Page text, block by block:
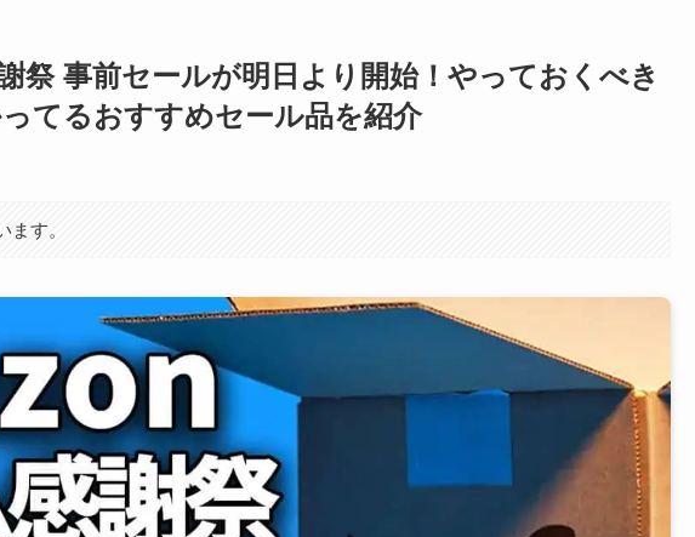
祭 事前セールが明日より開始！やっておくべき
てるおすすめセール品を紹介
す。